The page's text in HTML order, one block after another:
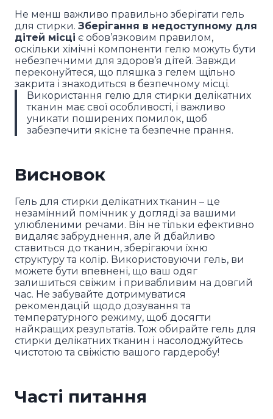
Не менш важливо правильно зберігати гель
для стирки. Зберігання в недоступному для
дітей місці є обов’язковим правилом,
оскільки хімічні компоненти гелю можуть бути
небезпечними для здоров’я дітей. Завжди
переконуйтеся, що пляшка з гелем щільно
закрита і знаходиться в безпечному місці.
Використання гелю для стирки делікатних
тканин має свої особливості, і важливо
уникати поширених помилок, щоб
забезпечити якісне та безпечне прання.
Висновок
Гель для стирки делікатних тканин – це
незамінний помічник у догляді за вашими
улюбленими речами. Він не тільки ефективно
видаляє забруднення, але й дбайливо
ставиться до тканин, зберігаючи їхню
структуру та колір. Використовуючи гель, ви
можете бути впевнені, що ваш одяг
залишиться свіжим і привабливим на довгий
час. Не забувайте дотримуватися
рекомендацій щодо дозування та
температурного режиму, щоб досягти
найкращих результатів. Тож обирайте гель для
стирки делікатних тканин і насолоджуйтесь
чистотою та свіжістю вашого гардеробу!
Часті питання